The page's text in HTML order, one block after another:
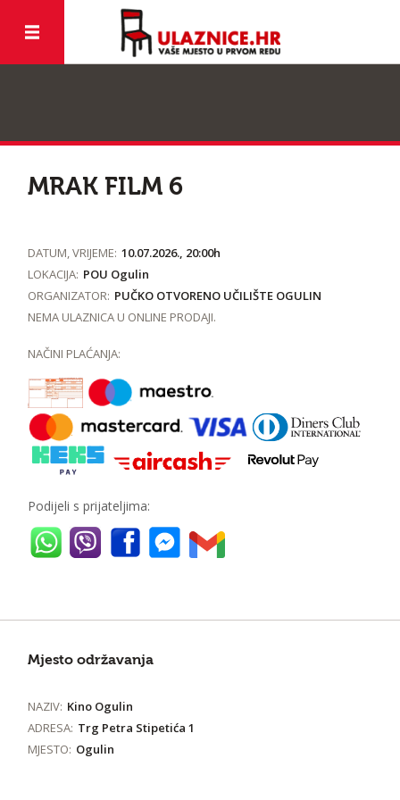
MRAK FILM 6
DATUM, VRIJEME: 10.07.2026., 20:00h
LOKACIJA: POU Ogulin
ORGANIZATOR: PUČKO OTVORENO UČILIŠTE OGULIN
NEMA ULAZNICA U ONLINE PRODAJI.
NAČINI PLAĆANJA:
Podijeli s prijateljima:
Mjesto održavanja
NAZIV: Kino Ogulin
ADRESA: Trg Petra Stipetića 1
MJESTO: Ogulin